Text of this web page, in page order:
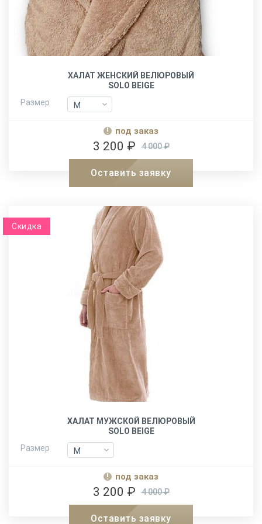
ХАЛАТ ЖЕНСКИЙ ВЕЛЮРОВЫЙ
SOLO BEIGE
Размер
M
M
под заказ
4 000 ₽
3 200 ₽
Оставить заявку
Скидка
ХАЛАТ МУЖСКОЙ ВЕЛЮРОВЫЙ
SOLO BEIGE
Размер
M
M
под заказ
4 000 ₽
3 200 ₽
Оставить заявку